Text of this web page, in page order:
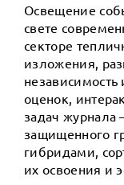
Освещение
свете
секторе
изложения,
независимость
оценок,
задач журнала
защищенного
гибридами,
их освоения и